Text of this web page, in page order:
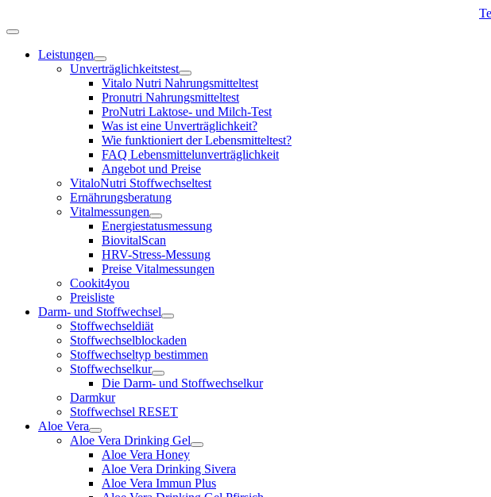
Inhalt
Toggle
NavigationLeistungen
Unverträglichkeitstest
Vitalo Nutri Nahrungsmitteltest
Pronutri Nahrungsmitteltest
ProNutri Laktose- und Milch-Test
Was ist eine Unverträglichkeit?
Wie funktioniert der Lebensmitteltest?
FAQ Lebensmittelunverträglichkeit
Angebot und Preise
VitaloNutri Stoffwechseltest
Ernährungsberatung
Vitalmessungen
Energiestatusmessung
BiovitalScan
HRV-Stress-Messung
Preise Vitalmessungen
Cookit4you
Preisliste
Darm- und Stoffwechsel
Stoffwechseldiät
Stoffwechselblockaden
Stoffwechseltyp bestimmen
Stoffwechselkur
Die Darm- und Stoffwechselkur
Darmkur
Stoffwechsel RESET
Aloe Vera
Aloe Vera Drinking Gel
Aloe Vera Honey
Aloe Vera Drinking Sivera
Aloe Vera Immun Plus